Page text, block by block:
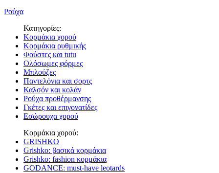
Ρούχα
Κατηγορίες:
Κορμάκια χορού
Κορμάκια ρυθμικής
Φούστες και tutu
Ολόσωμες φόρμες
Μπλούζες
Παντελόνια και σορτς
Καλσόν και κολάν
Ρούχα προθέρμανσης
Γκέτες και επιγονατίδες
Εσώρουχα χορού
Κορμάκια χορού:
GRISHKO
Grishko: βασικά κορμάκια
Grishko: fashion κορμάκια
GODANCE: must-have leotards